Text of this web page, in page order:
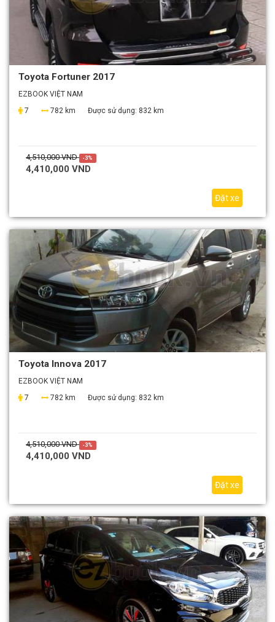
Toyota Fortuner 2017
EZBOOK VIỆT NAM
7
782 km Được sử dụng: 832 km
4,510,000 VND -3%
4,410,000 VND
Đặt xe
Toyota Innova 2017
EZBOOK VIỆT NAM
7
782 km Được sử dụng: 832 km
4,510,000 VND -3%
4,410,000 VND
Đặt xe